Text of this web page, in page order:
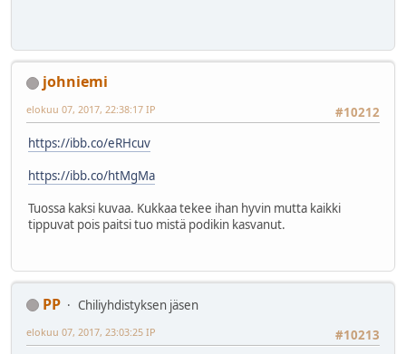
johniemi
#10212
elokuu 07, 2017, 22:38:17 IP
https://ibb.co/eRHcuv
https://ibb.co/htMgMa
Tuossa kaksi kuvaa. Kukkaa tekee ihan hyvin mutta kaikki
tippuvat pois paitsi tuo mistä podikin kasvanut.
PP
Chiliyhdistyksen jäsen
#10213
elokuu 07, 2017, 23:03:25 IP